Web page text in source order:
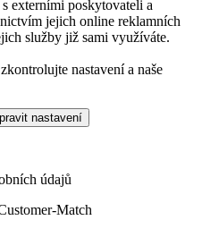
externími poskytovateli a
jejich online reklamních
služby již sami využíváte.
nastavení a naše
nastavení
údajů
Match